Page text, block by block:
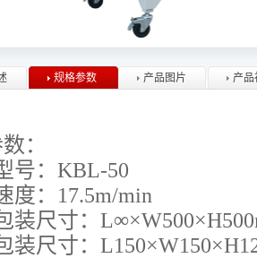
规格参数 产品图片 产品
：
号：KBL-50
度：17.5m/min
装尺寸：
装尺寸：